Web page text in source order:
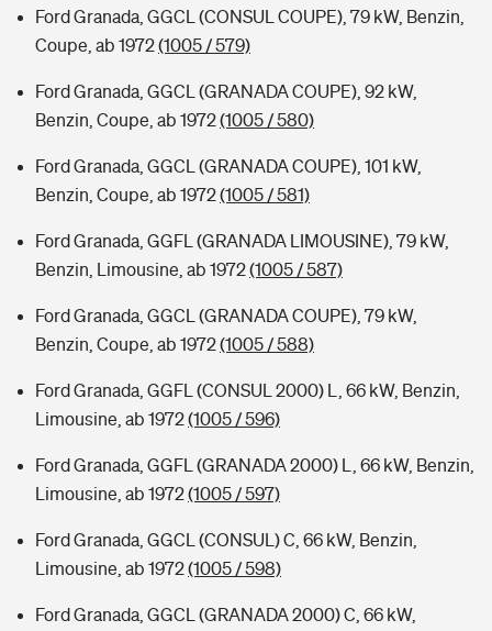
Ford Granada, GGCL (CONSUL COUPE), 79 kW, Benzin,
Coupe, ab 1972(1005 / 579)
Ford Granada, GGCL (GRANADA COUPE), 92 kW,
Benzin, Coupe, ab 1972(1005 / 580)
Ford Granada, GGCL (GRANADA COUPE), 101 kW,
Benzin, Coupe, ab 1972(1005 / 581)
Ford Granada, GGFL (GRANADA LIMOUSINE), 79 kW,
Benzin, Limousine, ab 1972(1005 / 587)
Ford Granada, GGCL (GRANADA COUPE), 79 kW,
Benzin, Coupe, ab 1972(1005 / 588)
Ford Granada, GGFL (CONSUL 2000) L, 66 kW, Benzin,
Limousine, ab 1972(1005 / 596)
Ford Granada, GGFL (GRANADA 2000) L, 66 kW, Benzin,
Limousine, ab 1972(1005 / 597)
Ford Granada, GGCL (CONSUL) C, 66 kW, Benzin,
Limousine, ab 1972(1005 / 598)
Ford Granada, GGCL (GRANADA 2000) C, 66 kW,